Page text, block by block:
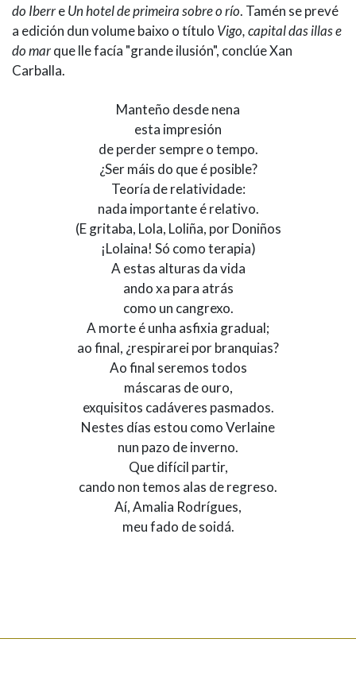
do IberreUn hotel de primeira sobre o río. Tamén se prevé
a edición dun volume baixo o título Vigo, capital das illas e
do marque lle facía "grande ilusión", conclúe Xan
Carballa.
Manteño desde nena
esta impresión
de perder sempre o tempo.
¿Ser máis do que é posible?
Teoría de relatividade:
nada importante é relativo.
(E gritaba, Lola, Loliña, por Doniños
¡Lolaina! Só como terapia)
A estas alturas da vida
ando xa para atrás
como un cangrexo.
A morte é unha asfixia gradual;
ao final, ¿respirarei por branquias?
Ao final seremos todos
máscaras de ouro,
exquisitos cadáveres pasmados.
Nestes días estou como Verlaine
nun pazo de inverno.
Que difícil partir,
cando non temos alas de regreso.
Aí, Amalia Rodrígues,
meu fado de soidá.